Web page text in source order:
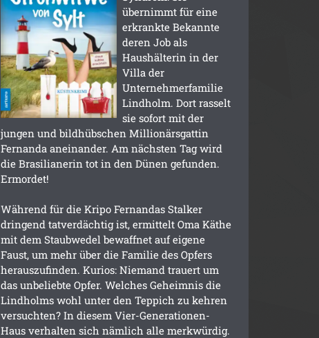
übernimmt für eine
erkrankte Bekannte
deren Job als
Haushälterin in der
Villa der
Unternehmerfamilie
Lindholm. Dort rasselt
sie sofort mit der
jungen und bildhübschen Millionärsgattin
Fernanda aneinander. Am nächsten Tag wird
die Brasilianerin tot in den Dünen gefunden.
Ermordet!
Während für die Kripo Fernandas Stalker
dringend tatverdächtig ist, ermittelt Oma Käthe
mit dem Staubwedel bewaffnet auf eigene
Faust, um mehr über die Familie des Opfers
herauszufinden. Kurios: Niemand trauert um
das unbeliebte Opfer. Welches Geheimnis die
Lindholms wohl unter den Teppich zu kehren
versuchten? In diesem Vier-Generationen-
Haus verhalten sich nämlich alle merkwürdig.